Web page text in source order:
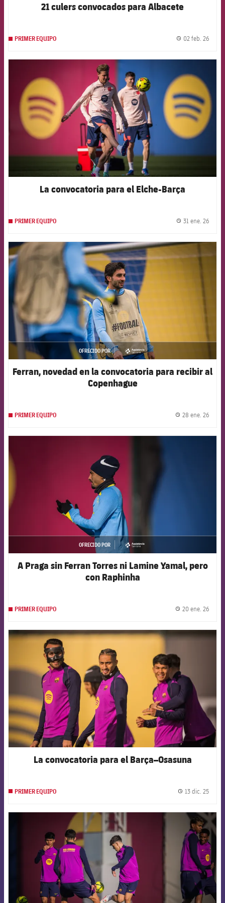
21 culers convocados para Albacete
PRIMER EQUIPO 02 feb. 26
La convocatoria para el Elche-Barça
PRIMER EQUIPO 31 ene. 26
FCB Barcelona badge
OFRECIDO POR
asistencia
Ferran, novedad en la convocatoria para recibir al
Copenhague
PRIMER EQUIPO 28 ene. 26
OFRECIDO POR
asistencia
A Praga sin Ferran Torres ni Lamine Yamal, pero
con Raphinha
PRIMER EQUIPO 20 ene. 26
FCB Barcelona badge
La convocatoria para el Barça–Osasuna
PRIMER EQUIPO 13 dic. 25
FCB Barcelona badge